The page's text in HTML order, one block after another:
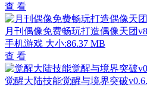
查 看
月刊偶像免费畅玩打造偶像天团
手机游戏 大小:86.37 MB
查 看
觉醒大陆技能觉醒与境界突破